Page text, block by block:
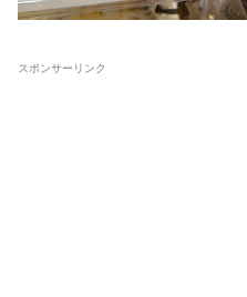
スポンサーリンク